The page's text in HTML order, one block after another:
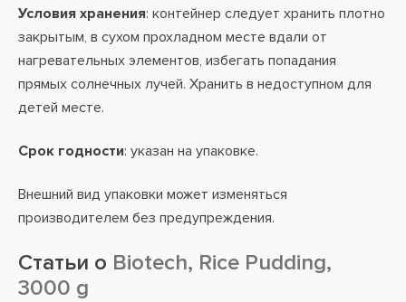
Условия хранения: контейнер следует хранить плотно
закрытым, в сухом прохладном месте вдали от
нагревательных элементов, избегать попадания
прямых солнечных лучей. Хранить в недоступном для
детей месте.
Срок годности: указан на упаковке.
Внешний вид упаковки может изменяться
производителем без предупреждения.
Статьи о Biotech, Rice Pudding,
3000 g